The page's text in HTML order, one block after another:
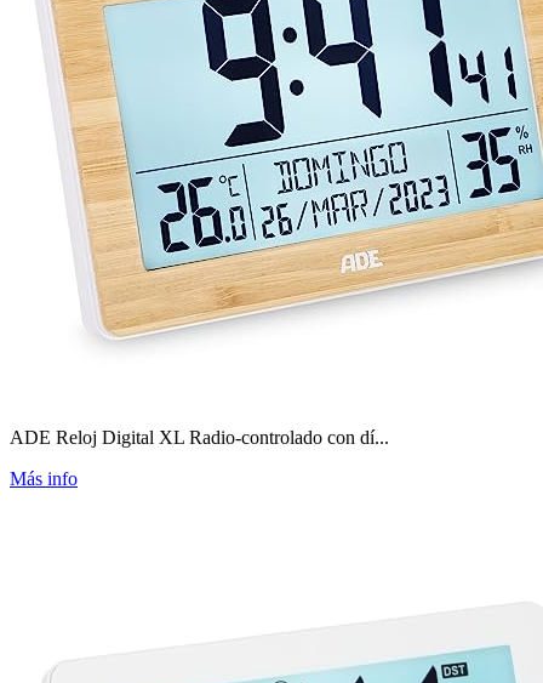
ADE Reloj Digital XL Radio-controlado con dí...
Más info